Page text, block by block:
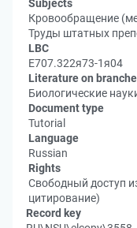
Subjects
Кровообращение
Труды штатных
LBC
Е707.322я73-1я04
Literature on
Биологические
Document type
Tutorial
Language
Russian
Rights
Свободный доступ
цитирование)
Record key